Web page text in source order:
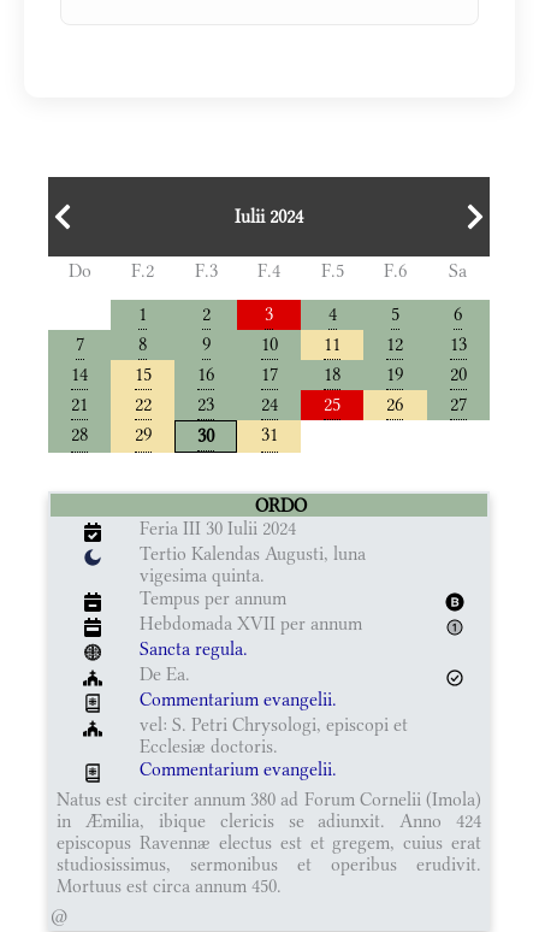
Iulii 2024
Do F.2 F.3 F.4 F.5 F.6
Sa
1
2 3 4 5
6
7
8 9 10 11 12
13
14
15 16 17 18 19
20
21
22 23 24 25 26
27
28
29 30 31
ORDO
Feria III 30 Iulii 2024
Tertio Kalendas Augusti, luna
vigesima quinta.
Tempus per annum
Hebdomada XVII per annum
Sancta regula.
De Ea.
Commentarium evangelii.
vel: S. Petri Chrysologi, episcopi et
Ecclesiæ doctoris.
Commentarium evangelii.
Natus est circiter annum 380 ad Forum Cornelii (Imola)
in Æmilia, ibique clericis se adiunxit. Anno 424
episcopus Ravennæ electus est et gregem, cuius erat
studiosissimus, sermonibus et operibus erudivit.
Mortuus est circa annum 450.
@